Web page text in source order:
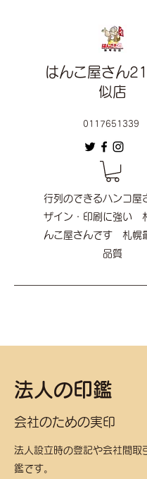
はんこ屋さん
似店
0117651339
行列のできるハンコ
ザイン・印刷に強い
んこ屋さんです 札幌
品質
法人の印鑑
会社のための実印
法人設立時の登記や会社間取
鑑です。